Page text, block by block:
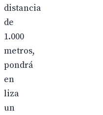
distancia
de
1.000
metros,
pondrá
en
liza
un